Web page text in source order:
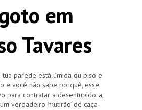
em
Tavares
tua parede está úmida ou piso e
e você não sabe porquê, esse
para contratar a desentupidora,
verdadeiro ‘mutirão’ de caça-